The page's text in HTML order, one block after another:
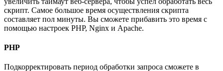
скрипт. Самое большое время осуществления скрипта
составляет пол минуты. Вы сможете прибавить это время с
помощью настроек PHP, Nginx и Apache.
PHP
Подкорректировать период обработки запроса сможете в